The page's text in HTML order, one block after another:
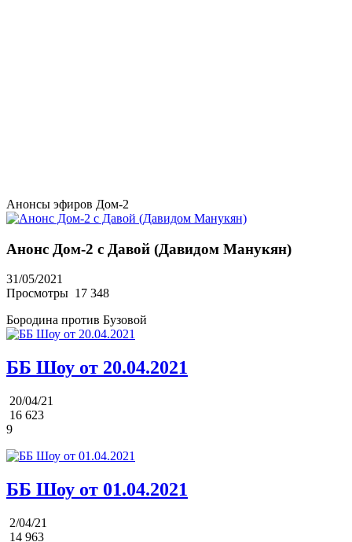
Анонсы эфиров Дом-2
Анонс Дом-2 с Давой (Давидом Манукян)
31/05/2021
Просмотры 17 348
Бородина против Бузовой
ББ Шоу от 20.04.2021
20/04/21
16 623
9
ББ Шоу от 01.04.2021
2/04/21
14 963